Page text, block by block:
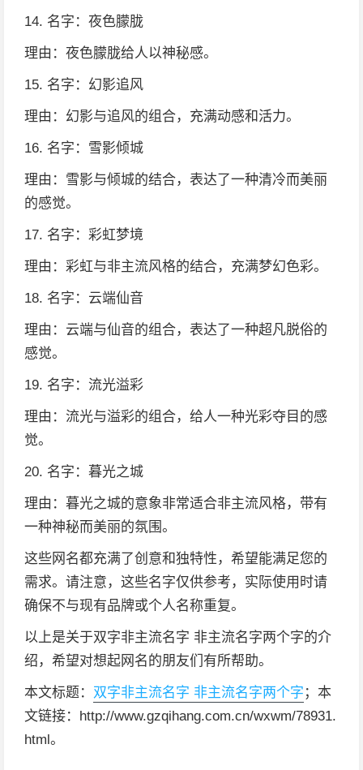
14. 名字：夜色朦胧
理由：夜色朦胧给人以神秘感。
15. 名字：幻影追风
理由：幻影与追风的组合，充满动感和活力。
16. 名字：雪影倾城
理由：雪影与倾城的结合，表达了一种清冷而美丽
的感觉。
17. 名字：彩虹梦境
理由：彩虹与非主流风格的结合，充满梦幻色彩。
18. 名字：云端仙音
理由：云端与仙音的组合，表达了一种超凡脱俗的
感觉。
19. 名字：流光溢彩
理由：流光与溢彩的组合，给人一种光彩夺目的感
觉。
20. 名字：暮光之城
理由：暮光之城的意象非常适合非主流风格，带有
一种神秘而美丽的氛围。
这些网名都充满了创意和独特性，希望能满足您的
需求。请注意，这些名字仅供参考，实际使用时请
确保不与现有品牌或个人名称重复。
以上是关于双字非主流名字 非主流名字两个字的介
绍，希望对想起网名的朋友们有所帮助。
本文标题： 双字非主流名字 非主流名字两个字 ；本
文链接：http://www.gzqihang.com.cn/wxwm/78931.
html。